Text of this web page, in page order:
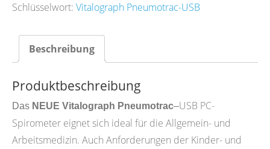
Schlüsselwort: Vitalograph Pneumotrac-USB
Beschreibung
Produktbeschreibung
Das NEUE Vitalograph Pneumotrac–USB PC-
Spirometer eignet sich ideal für die Allgemein- und
Arbeitsmedizin. Auch Anforderungen der Kinder- und